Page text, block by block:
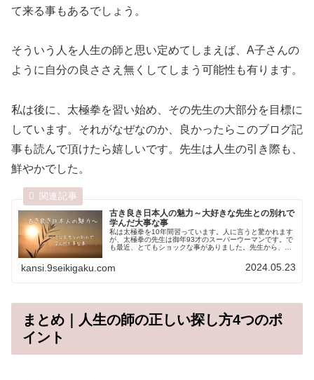
て来る事もあるでしょう。
そういう人を人生の師と思い定めてしまえば、A子さんの
ように自分の良ささえ無くしてしまう可能性も有ります。
私は後に、太極拳を習い始め、その先生の大部分を目標に
しています。それがなぜなのか、良かったらこのブログ記
事も読んで頂けたら嬉しいです。先生は人生の引き際も、
鮮やかでした。
古き良き日本人の魅力～大好きな先生との別れで
学んだ大事な事
私は太極拳を10年間習っています。人に言うと驚かれます
が、太極拳の先生は御年93才のスーパーウーマンです。で
も最近、とてもショックな事がありました。先生から、別
kansi.9seikigaku.com 2024.05.23
まとめ｜人生の師の正しい探し方4つのポ
イント